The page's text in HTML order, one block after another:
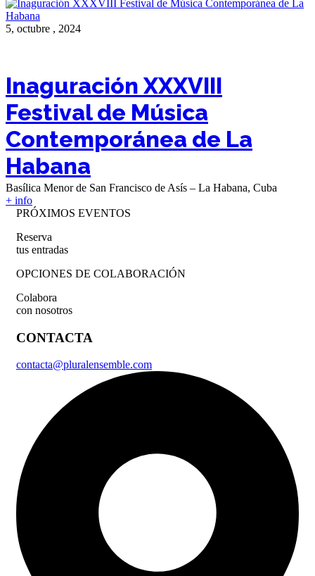
5, octubre , 2024
Inaguración XXXVIII
Festival de Música
Contemporánea de La
Habana
Basílica Menor de San Francisco de Asís – La Habana, Cuba
+ info
PRÓXIMOS EVENTOS
Reserva
tus entradas
OPCIONES DE COLABORACIÓN
Colabora
con nosotros
CONTACTA
contacta@pluralensemble.com